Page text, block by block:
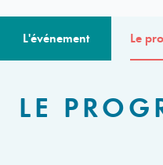
L'événement Le
LE